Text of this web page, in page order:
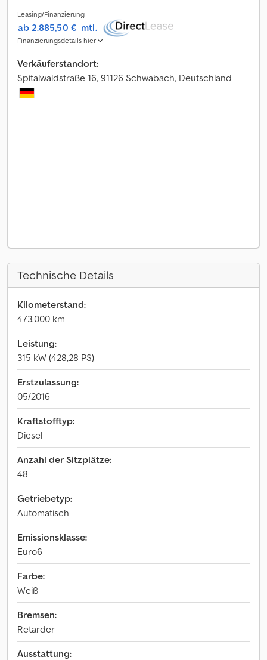
Leasing/Finanzierung
ab 2.885,50 € mtl.
Finanzierungsdetails hier
Verkäuferstandort:
Spitalwaldstraße 16, 91126 Schwabach, Deutschland
Technische Details
Kilometerstand:
473.000 km
Leistung:
315 kW (428,28 PS)
Erstzulassung:
05/2016
Kraftstofftyp:
Diesel
Anzahl der Sitzplätze:
48
Getriebetyp:
Automatisch
Emissionsklasse:
Euro6
Farbe:
Weiß
Bremsen:
Retarder
Ausstattung: